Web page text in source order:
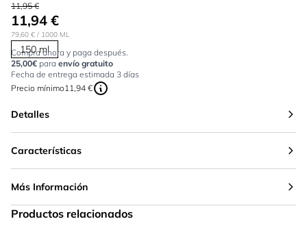
11,95 €
11,94 €
79,60 € / 1000 ML
150 ml
Compra ahora y paga después.
25,00€ para envío gratuito
Fecha de entrega estimada 3 días
Precio mínimo11,94 €
Detalles
Características
Más Información
Productos relacionados